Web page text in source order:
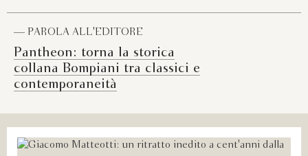
— PAROLA ALL'EDITORE
Pantheon: torna la storica
collana Bompiani tra classici e
contemporaneità